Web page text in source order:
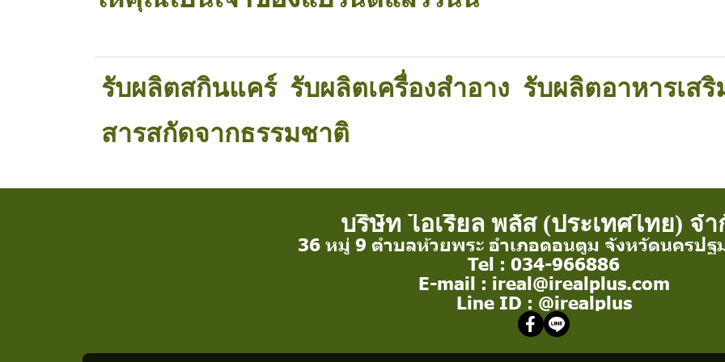
รับผลิตสกินแคร์ รับผลิตเครื่องสำอาง รับผลิตอาหารเสริ
สารสกัดจากธรรมชาติ
บริษัท ไอเรียล พลัส (ประเทศไทย) จำ
36 หมู่ 9 ตำบลห้วยพระ อำเภอดอนตูม จังหวัดนครปฐ
Tel : 034-966886
E-mail : ireal@irealplus.com
Line ID : @irealplus